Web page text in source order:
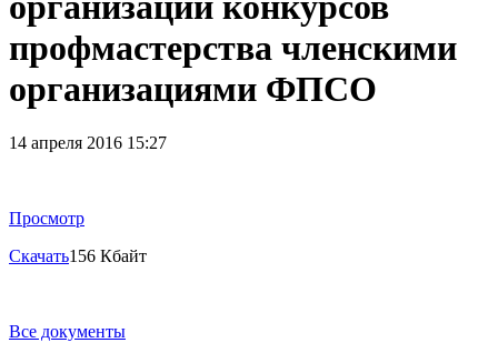
профмастерства членскими
организациями ФПСО
14 апреля 2016 15:27
Просмотр
Скачать156 Кбайт
Все документы